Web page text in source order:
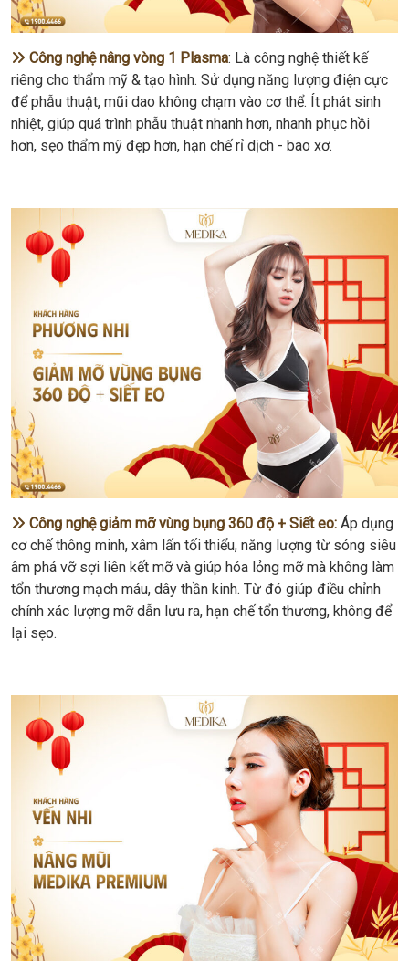
Công nghệ nâng vòng 1 Plasma: Là công nghệ thiết kế
riêng cho thẩm mỹ & tạo hình. Sử dụng năng lượng điện cực
để phẫu thuật, mũi dao không chạm vào cơ thể. Ít phát sinh
nhiệt, giúp quá trình phẫu thuật nhanh hơn, nhanh phục hồi
hơn, sẹo thẩm mỹ đẹp hơn, hạn chế rỉ dịch - bao xơ.
Công nghệ giảm mỡ vùng bụng 360 độ + Siết eo: Áp dụng
cơ chế thông minh, xâm lấn tối thiểu, năng lượng từ sóng siêu
âm phá vỡ sợi liên kết mỡ và giúp hóa lỏng mỡ mà không làm
tổn thương mạch máu, dây thần kinh. Từ đó giúp điều chỉnh
chính xác lượng mỡ dẫn lưu ra, hạn chế tổn thương, không để
lại sẹo.